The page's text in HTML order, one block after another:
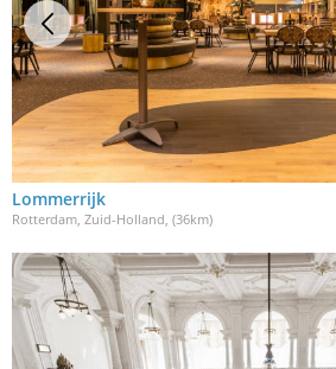
Lommerrijk
Rotterdam, Zuid-Holland , (36km)